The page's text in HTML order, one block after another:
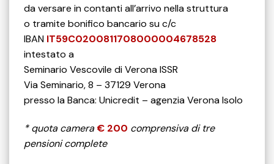
da versare in contanti all’arrivo nella struttura
o tramite bonifico bancario su c/c
IBAN IT59C0200811708000004678528
intestato a
Seminario Vescovile di Verona ISSR
Via Seminario, 8 – 37129 Verona
presso la Banca: Unicredit – agenzia Verona Isolo
* quota camera € 200 comprensiva di tre
pensioni complete